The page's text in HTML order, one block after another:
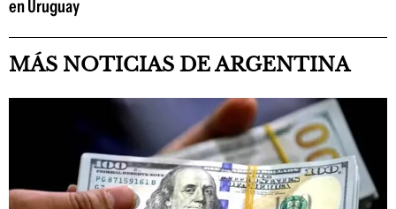
en Uruguay
MÁS NOTICIAS DE ARGENTINA